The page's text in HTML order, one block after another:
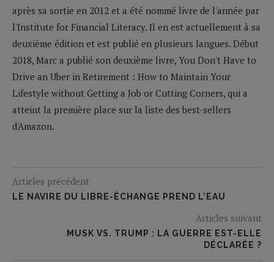
après sa sortie en 2012 et a été nommé livre de l'année par
l'Institute for Financial Literacy. Il en est actuellement à sa
deuxième édition et est publié en plusieurs langues. Début
2018, Marc a publié son deuxième livre, You Don't Have to
Drive an Uber in Retirement : How to Maintain Your
Lifestyle without Getting a Job or Cutting Corners, qui a
atteint la première place sur la liste des best-sellers
d'Amazon.
Articles précédent
LE NAVIRE DU LIBRE-ÉCHANGE PREND L’EAU
Articles suivant
MUSK VS. TRUMP : LA GUERRE EST-ELLE
DÉCLARÉE ?